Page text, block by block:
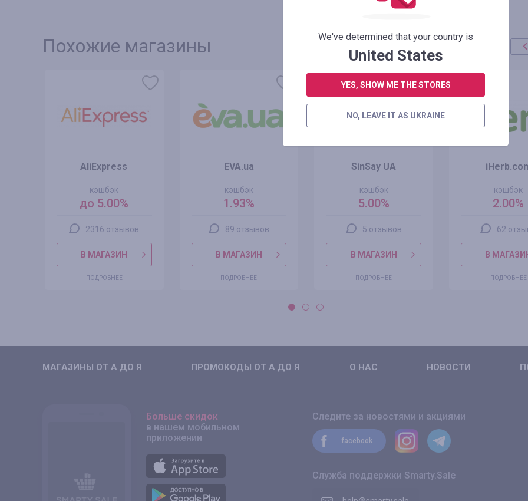
Похожие магазины
AliExpress
кэшбэк
до 5.00%
2316 отзывов
В МАГАЗИН
ПОДРОБНЕЕ
EVA.ua
кэшбэк
1.93%
89 отзывов
В МАГАЗИН
ПОДРОБНЕЕ
SinSay UA
кэшбэк
5.00%
5 отзывов
В МАГАЗИН
ПОДРОБНЕЕ
кэшбэк
2.00%
62
В
ПОДРОБНЕЕ
МАГАЗИНЫ ОТ А ДО Я ПРОМОКОДЫ ОТ А ДО Я О НАС НОВОСТИ
Больше скидок
в нашем мобильном
приложении
Следите за новостями и акциями
facebook
Служба поддержки Smarty.Sale
We've determined that your country is
United States
YES, SHOW ME THE STORES
NO, LEAVE IT AS UKRAINE